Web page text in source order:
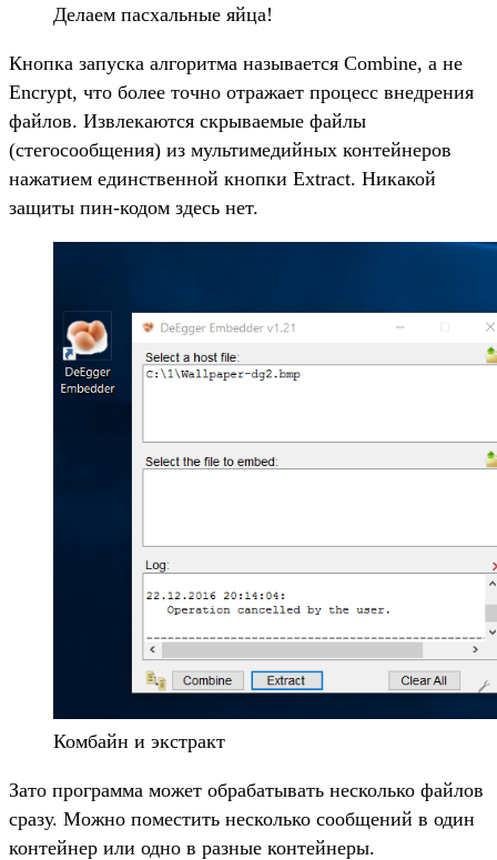
Делаем пасхальные яйца!
Кнопка запуска алгоритма называется Combine, а не
Encrypt, что более точно отражает процесс внедрения
файлов. Извлекаются скрываемые файлы
(стегосообщения) из мультимедийных контейнеров
нажатием единственной кнопки Extract. Никакой
защиты пин-кодом здесь нет.
Комбайн и экстракт
Зато программа может обрабатывать несколько файлов
сразу. Можно поместить несколько сообщений в один
контейнер или одно в разные контейнеры.